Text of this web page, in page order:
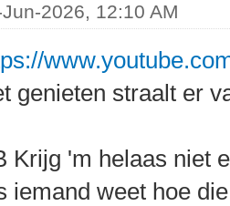
2026, 12:10 AM
genieten straalt er
Krijg 'm helaas niet
iemand weet hoe